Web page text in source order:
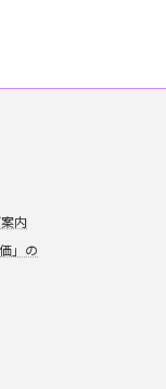
内
」の